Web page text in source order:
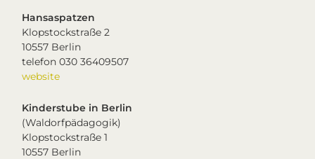
Hansaspatzen
Klopstockstraße 2
10557 Berlin
telefon 030 36409507
website
Kinderstube in Berlin
(Waldorfpädagogik)
Klopstockstraße 1
10557 Berlin